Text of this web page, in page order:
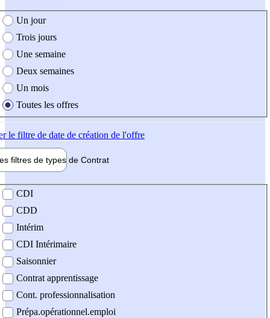
création de l'offre
Un jour
Trois jours
Une semaine
Deux semaines
Un mois
Toutes les offres
le filtre de date de création de l'offre
filtres de types de Contrat
contrat
CDI
CDD
Intérim
CDI Intérimaire
Saisonnier
Contrat apprentissage
Cont. professionnalisation
Prépa.opérationnel.emploi